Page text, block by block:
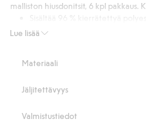
Lue lisää
malliston hiusdonitsit, 6 kpl pakkaus.
Tuotenumero
Materiaali
Jäljitettävyys
Valmistustiedot